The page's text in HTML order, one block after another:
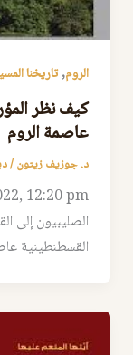
الروم,تاريخنا
كيف نظر
عاصمة الروم
د. جوزيف زيتون/
القسطنطينية